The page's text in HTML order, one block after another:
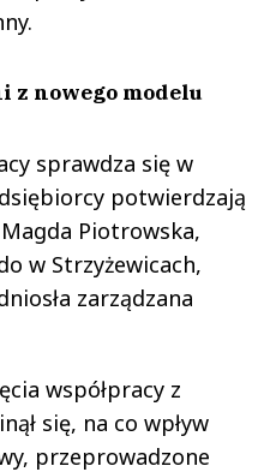
z nowego modelu
sprawdza się w
potwierdzają
Piotrowska,
w Strzyżewicach,
zarządzana
współpracy z
się, na co wpływ
przeprowadzone